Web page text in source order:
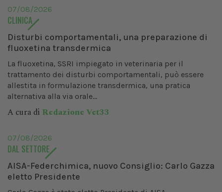
07/08/2026
CLINICA
Disturbi comportamentali, una preparazione di
fluoxetina transdermica
La fluoxetina, SSRI impiegato in veterinaria per il
trattamento dei disturbi comportamentali, può essere
allestita in formulazione transdermica, una pratica
alternativa alla via orale...
A cura di Redazione Vet33
07/08/2026
DAL SETTORE
AISA-Federchimica, nuovo Consiglio: Carlo Gazza
eletto Presidente